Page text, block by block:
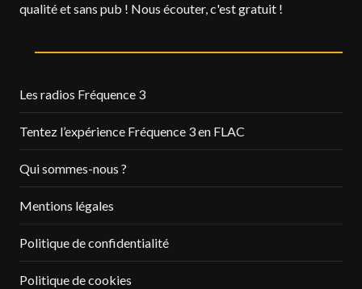
qualité et sans pub ! Nous écouter, c'est gratuit !
Les radios Fréquence 3
Tentez l’expérience Fréquence 3 en FLAC
Qui sommes-nous ?
Mentions légales
Politique de confidentialité
Politique de cookies